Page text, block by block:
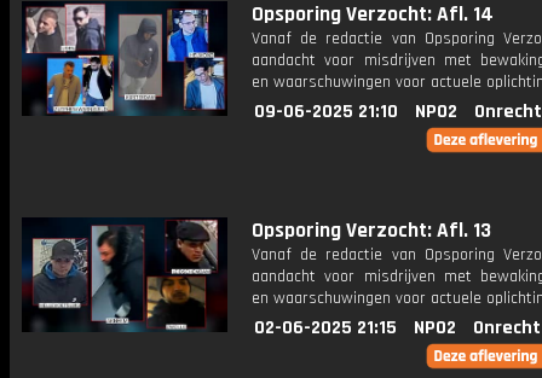
Opsporing Verzocht: Afl. 14
Vanaf de redactie van Opsporing
aandacht voor misdrijven met
en waarschuwingen voor actuele
09-06-2025 21:10 NPO2
Opsporing Verzocht: Afl. 13
Vanaf de redactie van Opsporing
aandacht voor misdrijven met
en waarschuwingen voor actuele
02-06-2025 21:15 NPO2